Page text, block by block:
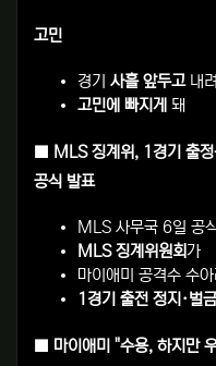
고민
경기 사흘 앞두고내
고민에 빠지게 돼
■ MLS 징계위, 1경기 출
공식 발표
MLS 사무국 6일 공
MLS 징계위원회가
마이애미 공격수 수아
1경기 출전 정지·벌금
■ 마이애미 "수용, 하지만